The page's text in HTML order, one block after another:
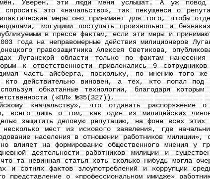
Уверен, эти люди меня услышат. А уж повод
это «начальство», так пекущееся о
меры оно принимает для того, чтобы
могущими поступать произвольно и
в прессе фактам, если эти меры и
года на неправомерные действия милиционеров
правозащитника Алексея Светикова,
области только по фактам нанесения
к ответственности привлекались 9
часть айсберга, поскольку, по мнению того же
действительно виновен, а тех, кто попал под
обкатанные технологии, благодаря
(«ПЛ» №35(327)).
«начальству», что отдавать распоряжение о
всего лишь о том, как один из милицейских
защитить деловую репутацию, на фоне всех этих
мест из искового заявления, где
населения в отношении работников милиции»,
влияет на формирование общественного мнения у
деятельности работников милиции и
та невинная статья хоть сколько-нибудь могла
и сотнях фактов злоупотреблений и коррупции
представление о «профессиональном имидже»